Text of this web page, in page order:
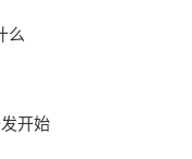
么
开始